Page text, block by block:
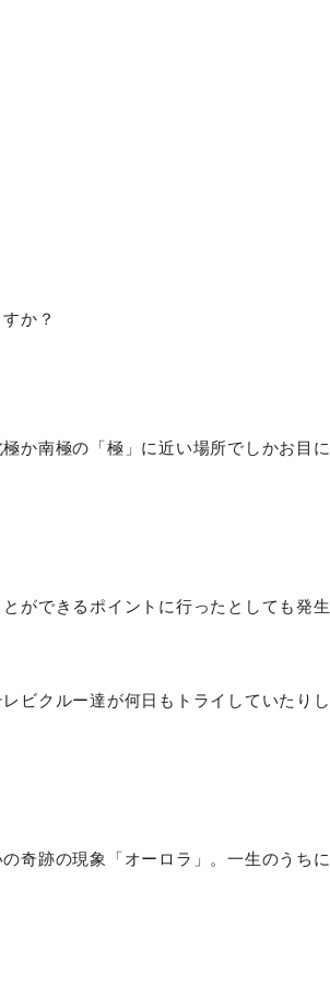
か？
か南極の「極」に近い場所でしかお目に
ができるポイントに行ったとしても発生
ビクルー達が何日もトライしていたりし
奇跡の現象「オーロラ」。一生のうちに